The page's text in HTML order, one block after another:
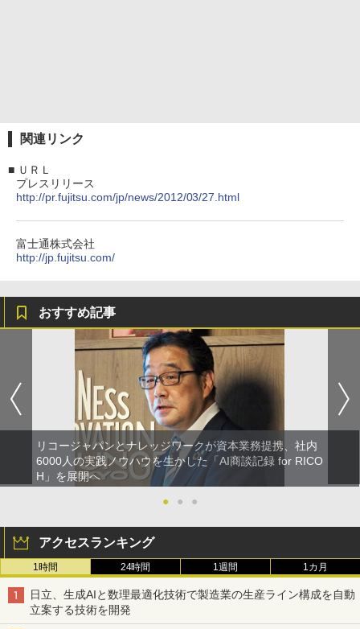
関連リンク
■ ＵＲＬ
プレスリリース
http://pr.fujitsu.com/jp/news/2012/03/27.html
富士通株式会社
http://jp.fujitsu.com/
おすすめ記事
リコージャパンとナレッジワークが資本業務提携、社内
6000人の実践ノウハウを生かした「AI商談記録 for RICO
H」を展開へ
●
● ●
アクセスランキング
1時間 24時間 1週間 1カ月
日立、生成AIと数理最適化技術で製造業の生産ライン構成を自動
立案する技術を開発